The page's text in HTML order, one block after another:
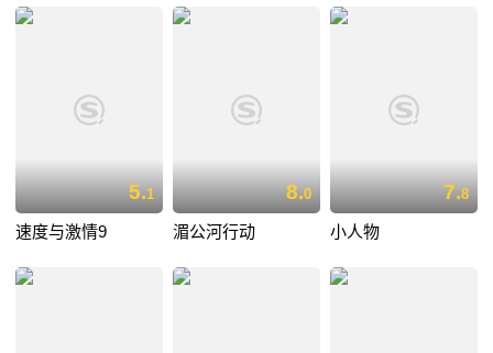
5.1
速度与激情9
8.0
湄公河行动
7.8
小人物